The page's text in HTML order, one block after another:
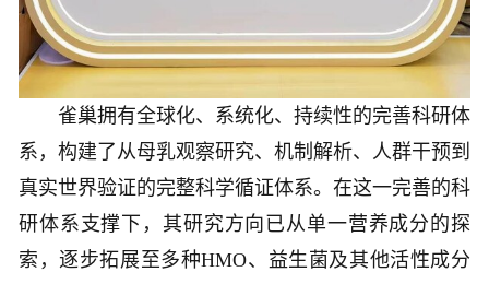
雀巢拥有全球化、系统化、持续性的完善科研体
系，构建了从母乳观察研究、机制解析、人群干预到
真实世界验证的完整科学循证体系。在这一完善的科
研体系支撑下，其研究方向已从单一营养成分的探
索，逐步拓展至多种HMO、益生菌及其他活性成分